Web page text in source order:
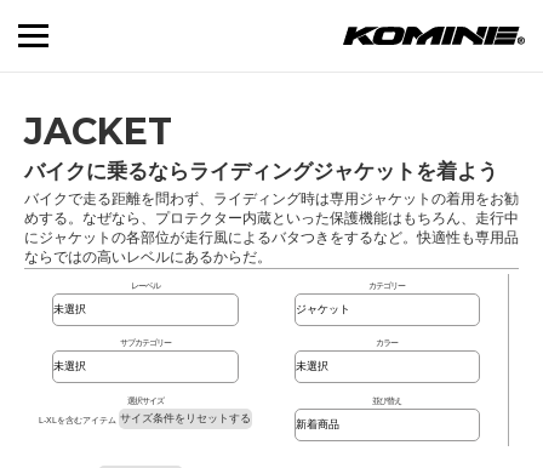
JACKET
バイクに乗るならライディングジャケットを着よう
バイクで走る距離を問わず、ライディング時は専用ジャケットの着用をお勧
めする。なぜなら、プロテクター内蔵といった保護機能はもちろん、走行中
にジャケットの各部位が走行風によるバタつきをするなど。快適性も専用品
ならではの高いレベルにあるからだ。
レーベル カテゴリー
サブカテゴリー カラー
選択サイズ
L-XLを含むアイテム サイズ条件をリセットする
並び替え